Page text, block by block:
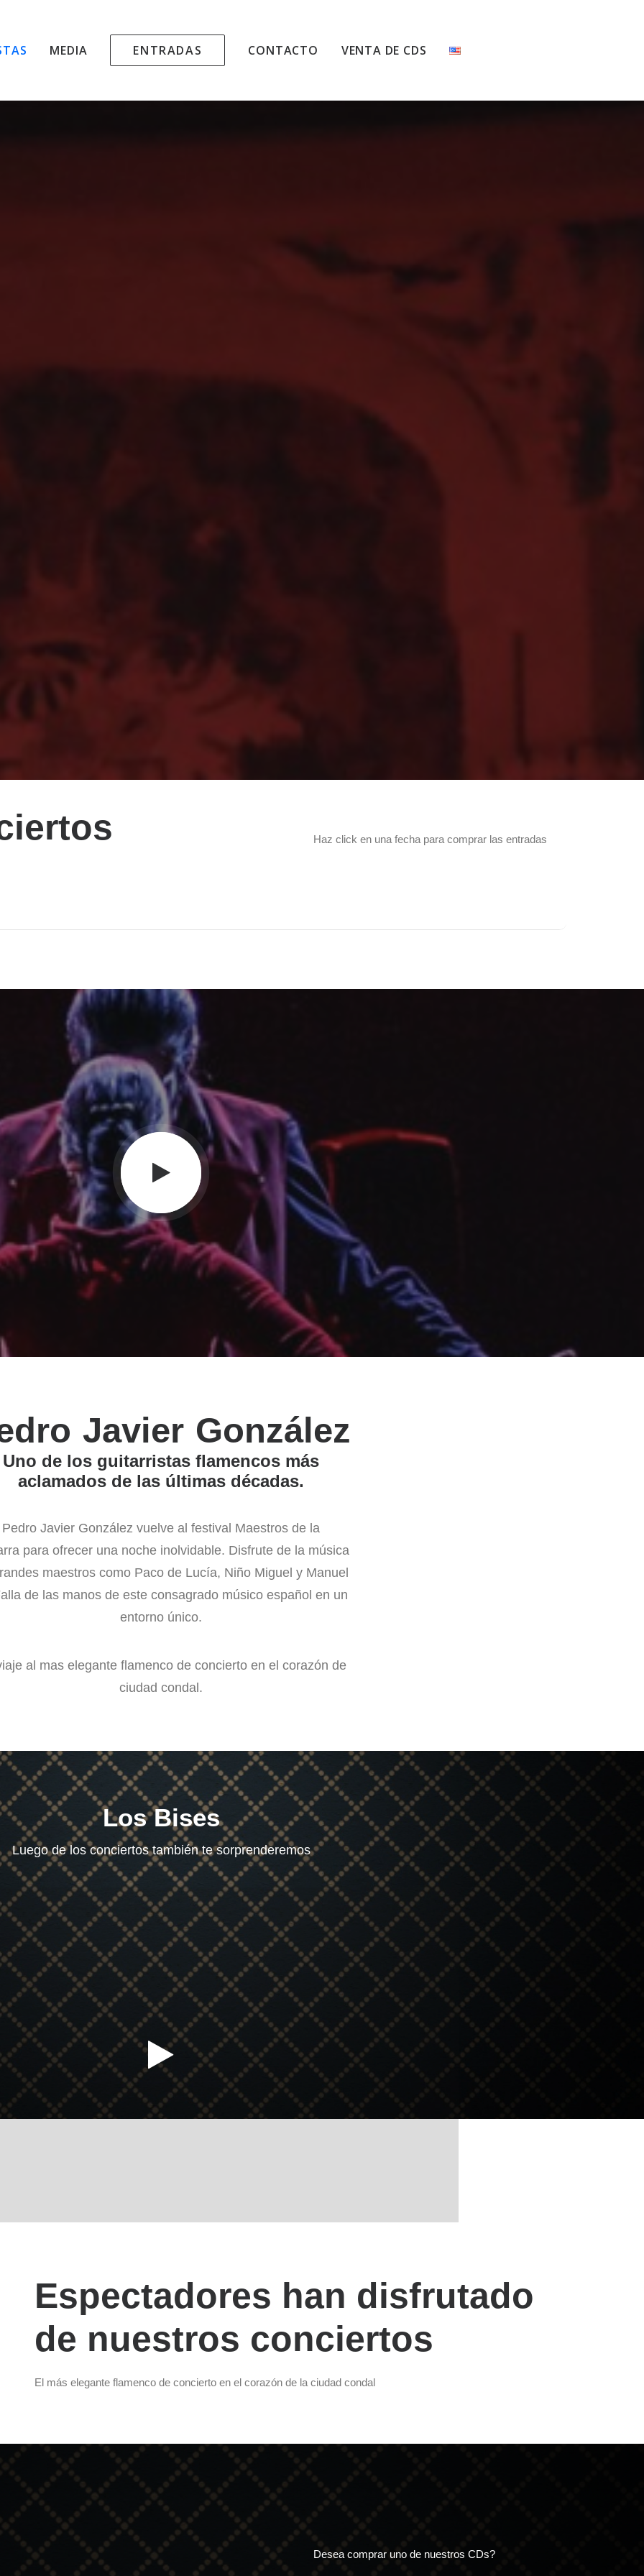
MEDIA ENTRADAS CONTACTO VENTA DE CDS
Haz click en una fecha para comprar las entradas
Javier González
Uno de los guitarristas flamencos más
aclamados de las últimas décadas.
Pedro Javier González vuelve al festival Maestros de la
para ofrecer una noche inolvidable. Disfrute de la música
maestros como Paco de Lucía, Niño Miguel y Manuel
de las manos de este consagrado músico español en un
entorno único.
al mas elegante flamenco de concierto en el corazón de
ciudad condal.
Los Bises
Luego de los conciertos también te sorprenderemos
Espectadores han disfrutado
de nuestros conciertos
El más elegante flamenco de concierto en el corazón de la ciudad condal
Desea comprar uno de nuestros CDs?